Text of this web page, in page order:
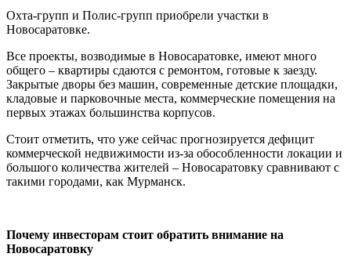
Охта-групп и Полис-групп приобрели участки в
Новосаратовке.
Все проекты, возводимые в Новосаратовке, имеют много
общего – квартиры сдаются с ремонтом, готовые к заезду.
Закрытые дворы без машин, современные детские площадки,
кладовые и парковочные места, коммерческие помещения на
первых этажах большинства корпусов.
Стоит отметить, что уже сейчас прогнозируется дефицит
коммерческой недвижимости из-за обособленности локации и
большого количества жителей – Новосаратовку сравнивают с
такими городами, как Мурманск.
Почему инвесторам стоит обратить внимание на
Новосаратовку